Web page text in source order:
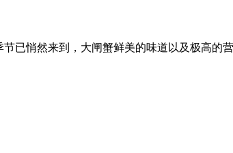
已悄然来到，大闸蟹鲜美的味道以及极高的